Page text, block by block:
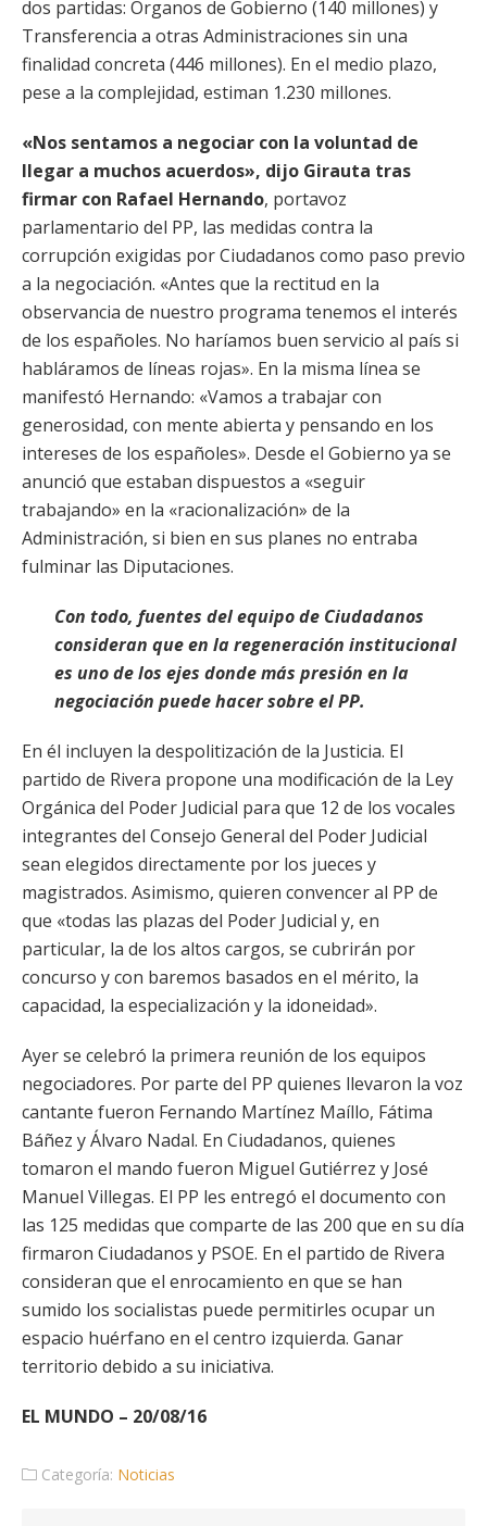
dos partidas: Órganos de Gobierno (140 millones) y
Transferencia a otras Administraciones sin una
finalidad concreta (446 millones). En el medio plazo,
pese a la complejidad, estiman 1.230 millones.
«Nos sentamos a negociar con la voluntad de
llegar a muchos acuerdos», dijo Girauta tras
firmar con Rafael Hernando, portavoz
parlamentario del PP, las medidas contra la
corrupción exigidas por Ciudadanos como paso previo
a la negociación. «Antes que la rectitud en la
observancia de nuestro programa tenemos el interés
de los españoles. No haríamos buen servicio al país si
habláramos de líneas rojas». En la misma línea se
manifestó Hernando: «Vamos a trabajar con
generosidad, con mente abierta y pensando en los
intereses de los españoles». Desde el Gobierno ya se
anunció que estaban dispuestos a «seguir
trabajando» en la «racionalización» de la
Administración, si bien en sus planes no entraba
fulminar las Diputaciones.
Con todo, fuentes del equipo de Ciudadanos
consideran que en la regeneración institucional
es uno de los ejes donde más presión en la
negociación puede hacer sobre el PP.
En él incluyen la despolitización de la Justicia. El
partido de Rivera propone una modificación de la Ley
Orgánica del Poder Judicial para que 12 de los vocales
integrantes del Consejo General del Poder Judicial
sean elegidos directamente por los jueces y
magistrados. Asimismo, quieren convencer al PP de
que «todas las plazas del Poder Judicial y, en
particular, la de los altos cargos, se cubrirán por
concurso y con baremos basados en el mérito, la
capacidad, la especialización y la idoneidad».
Ayer se celebró la primera reunión de los equipos
negociadores. Por parte del PP quienes llevaron la voz
cantante fueron Fernando Martínez Maíllo, Fátima
Báñez y Álvaro Nadal. En Ciudadanos, quienes
tomaron el mando fueron Miguel Gutiérrez y José
Manuel Villegas. El PP les entregó el documento con
las 125 medidas que comparte de las 200 que en su día
firmaron Ciudadanos y PSOE. En el partido de Rivera
consideran que el enrocamiento en que se han
sumido los socialistas puede permitirles ocupar un
espacio huérfano en el centro izquierda. Ganar
territorio debido a su iniciativa.
EL MUNDO – 20/08/16
Categoría: Noticias